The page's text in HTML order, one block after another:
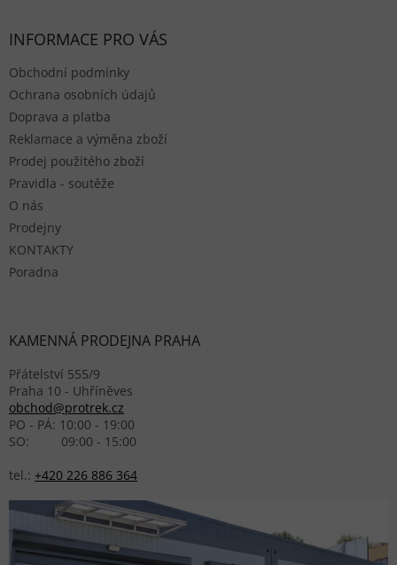
INFORMACE PRO VÁS
Obchodní podmínky
Ochrana osobních údajů
Doprava a platba
Reklamace a výměna zboží
Prodej použitého zboží
Pravidla - soutěže
O nás
Prodejny
KONTAKTY
Poradna
KAMENNÁ PRODEJNA PRAHA
Přátelství 555/9
Praha 10 - Uhříněves
obchod@protrek.cz
PO - PÁ: 10:00 - 19:00
SO: 09:00 - 15:00
tel.: +420 226 886 364